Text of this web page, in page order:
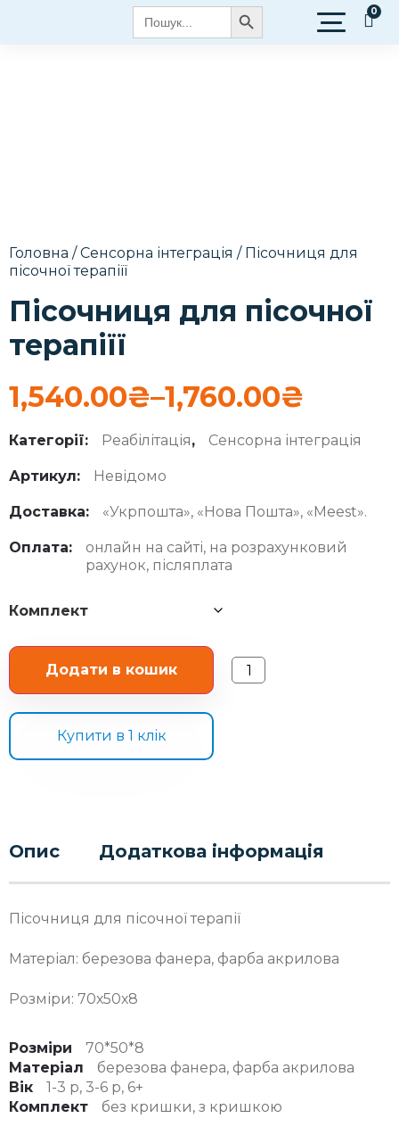
Search
for:
Search Button
Головна /Сенсорна інтеграція / Пісочниця для
пісочної терапіїї
Пісочниця для пісочної
терапіїї
1,540.00₴–1,760.00₴
Категорії: Реабілітація, Сенсорна інтеграція
Артикул: Невідомо
Доставка: «Укрпошта», «Нова Пошта», «Meest».
Оплата:
онлайн на сайті, на розрахунковий
рахунок, післяплата
Комплект
Додати в кошик
Купити в 1 клiк
Опис Додаткова інформація
Пісочниця для пісочної терапії
Матеріал: березова фанера, фарба акрилова
Розміри: 70х50х8
Розміри
70*50*8
Матеріал
березова фанера, фарба акрилова
Вік
1-3 р, 3-6 р, 6+
Комплект
без кришки, з кришкою